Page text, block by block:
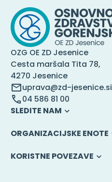
OZG OE ZD Jesenice
Cesta maršala Tita 78,
4270 Jesenice
uprava@zd-jesenice.si
04 586 81 00
SLEDITE NAM
ORGANIZACIJSKE ENOTE
KORISTNE POVEZAVE